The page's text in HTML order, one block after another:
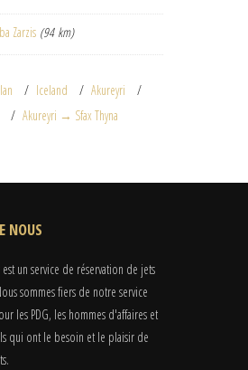
Zarzis (94 km)
Iceland
Akureyri
Akureyri → Sfax Thyna
NOUS
est un service de réservation de jets
sommes fiers de notre service
les PDG, les hommes d'affaires et
qui ont le besoin et le plaisir de